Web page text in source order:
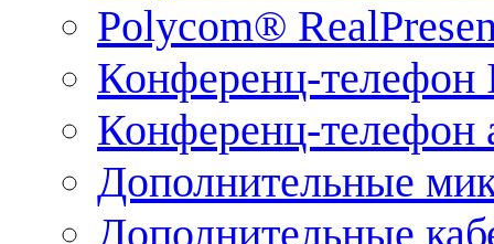
Polycom®
Конференц-телефон
Конференц-телефон
Дополнительные
Дополнительные